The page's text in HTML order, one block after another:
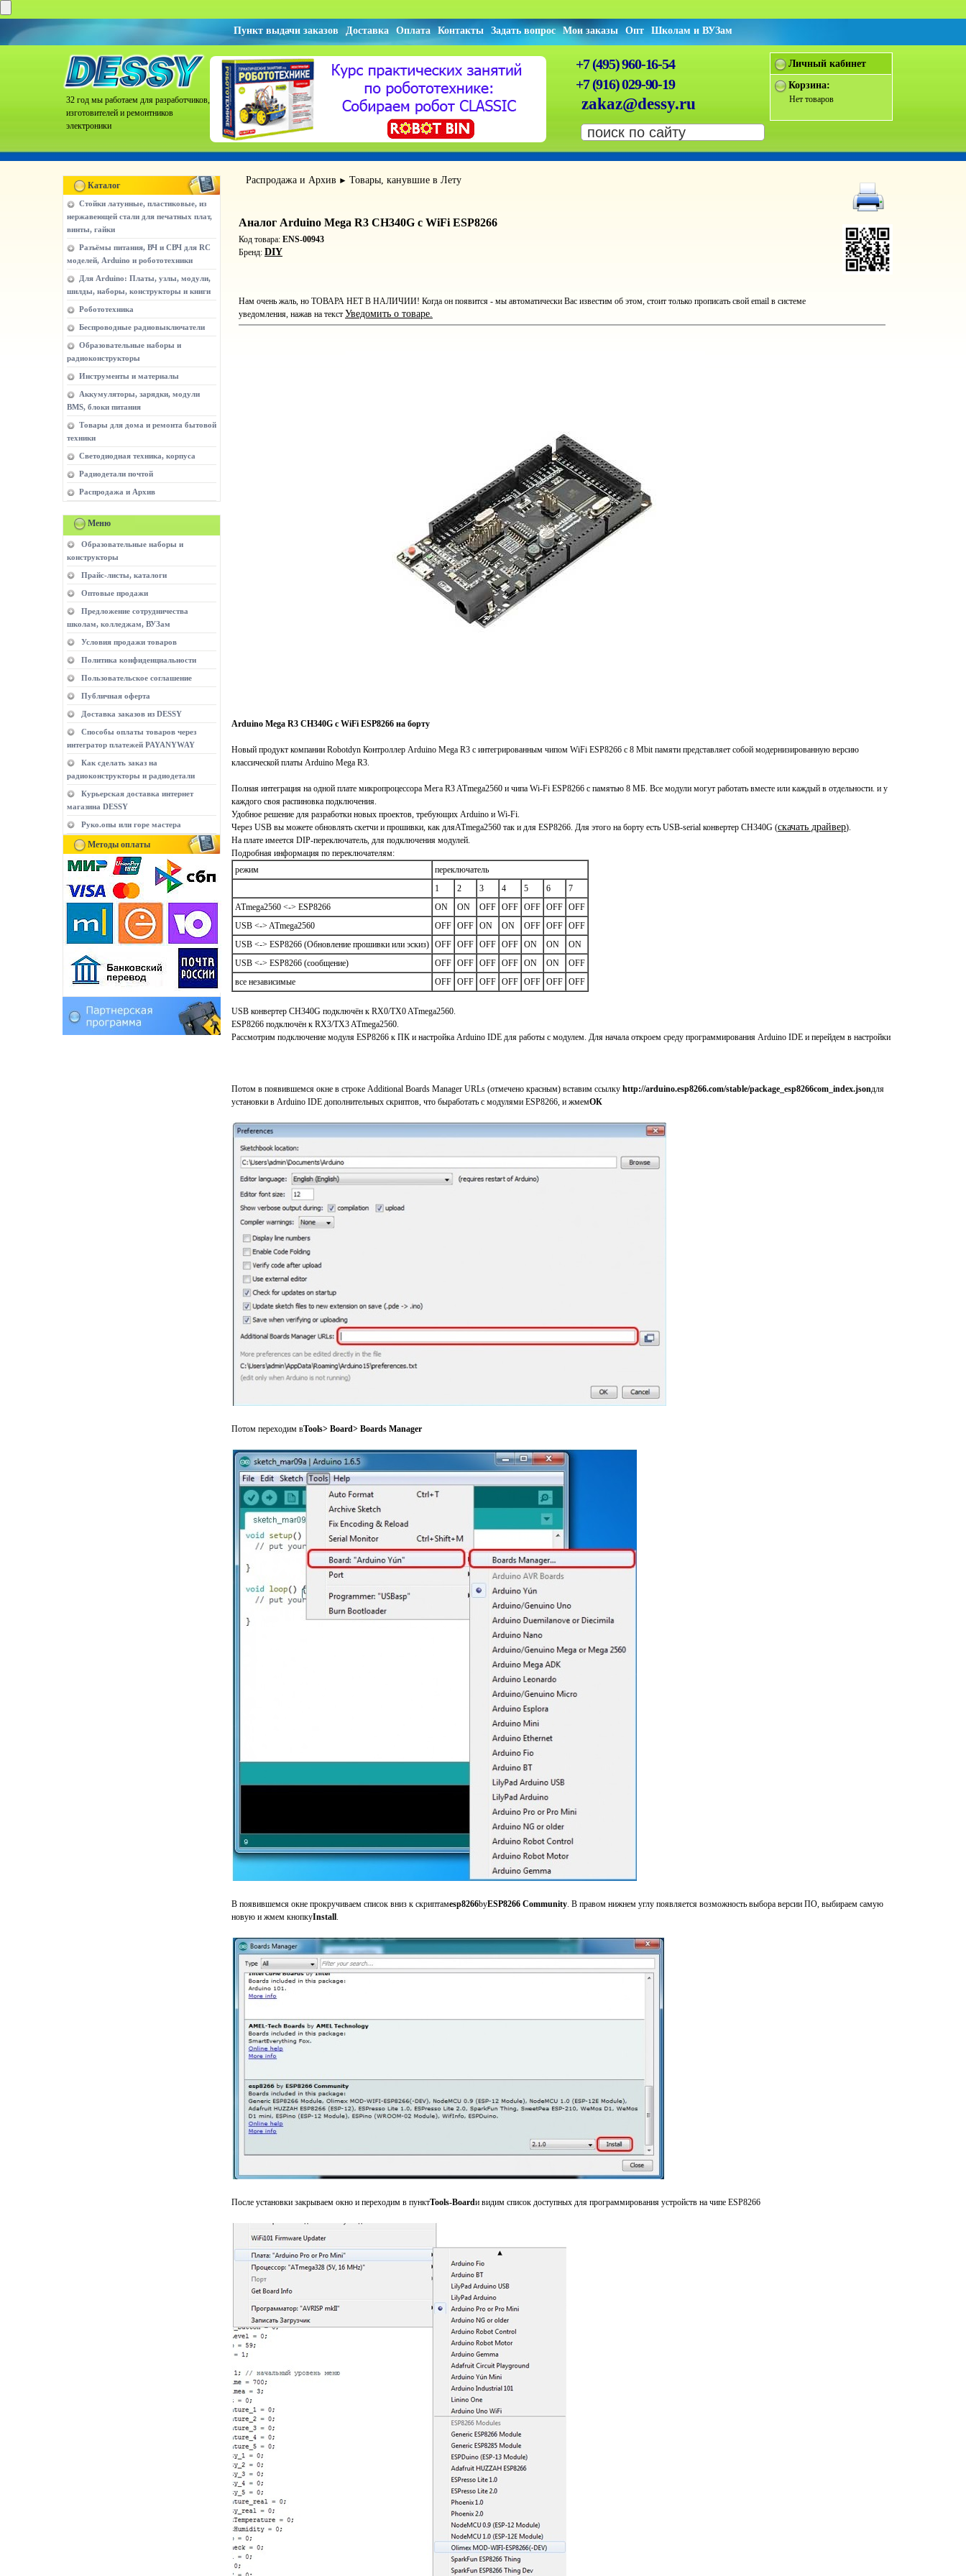
Пункт выдачи заказов Доставка Оплата Контакты Задать вопрос Мои заказы Опт Школам и ВУЗам
32 год мы работаем для разработчиков,
изготовителей и ремонтников
электроники
+7 (495) 960-16-54
+7 (916) 029-90-19
zakaz@dessy.ru
Личный кабинет
Корзина:
Нет товаров
Каталог
Стойки латунные, пластиковые, из
нержавеющей стали для печатных плат,
винты, гайки
Разъёмы питания, ВЧ и СВЧ для RC
моделей, Arduino и робототехники
Для Arduino: Платы, узлы, модули,
шилды, наборы, конструкторы и книги
Робототехника
Беспроводные радиовыключатели
Образовательные наборы и
радиоконструкторы
Инструменты и материалы
Аккумуляторы, зарядки, модули
BMS, блоки питания
Товары для дома и ремонта бытовой
техники
Светодиодная техника, корпуса
Радиодетали почтой
Распродажа и Архив
Меню
Образовательные наборы и
конструкторы
Прайс-листы, каталоги
Оптовые продажи
Предложение сотрудничества
школам, колледжам, ВУЗам
Условия продажи товаров
Политика конфиденциальности
Пользовательское соглашение
Публичная оферта
Доставка заказов из DESSY
Способы оплаты товаров через
интегратор платежей PAYANYWAY
Как сделать заказ на
радиоконструкторы и радиодетали
Курьерская доставка интернет
магазина DESSY
Руко.опы или горе мастера
Методы оплаты
Распродажа и Архив ► Товары, канувшие в Лету
Аналог Arduino Mega R3 CH340G с WiFi ESP8266
Код товара: ENS-00943
Бренд: DIY
Нам очень жаль, но ТОВАРА НЕТ В НАЛИЧИИ! Когда он появится - мы автоматически Вас известим об этом, стоит только прописать свой email в системе
уведомления, нажав на текст Уведомить о товаре.
Arduino Mega R3 CH340G с WiFi ESP8266 на борту
Новый продукт компании Robotdyn Контроллер Arduino Mega R3 с интегрированным чипом WiFi ESP8266 с 8 Mbit памяти представляет собой модернизированную версию
клаcсической платы Arduino Mega R3.
Полная интеграция на одной плате микропроцессора Мега R3 ATmega2560 и чипа Wi-Fi ESP8266 с памятью 8 МБ. Все модули могут работать вместе или каждый в отдельности. и у
каждого своя распиновка подключения.
Удобное решение для разработки новых проектов, требующих Arduino и Wi-Fi.
Через USB вы можете обновлять скетчи и прошивки, как дляATmega2560 так и для ESP8266. Для этого на борту есть USB-serial конвертер CH340G (скачать драйвер).
На плате имеется DIP-переключатель, для подключения модулей.
Подробная информация по переключателям:
режим
переключатель
1
2 3 4 5 6
7
ATmega2560 <-> ESP8266
ON ON OFF OFF OFF OFF OFF
USB <-> ATmega2560
OFF OFF ON ON OFF OFF OFF
USB <-> ESP8266 (Обновление прошивки или эскиз) OFF OFF OFF OFF ON ON
ON
USB <-> ESP8266 (сообщение)
OFF OFF OFF OFF ON ON
OFF
все независимые
OFF OFF OFF OFF OFF OFF OFF
USB конвертер CH340G подключён к RX0/TX0 ATmega2560.
ESP8266 подключён к RX3/TX3 ATmega2560.
Рассмотрим подключение модуля ESP8266 к ПК и настройка Arduino IDE для работы с модулем. Для начала откроем среду программирования Arduino IDE и перейдем в настройки
Потом в появившемся окне в строке Additional Boards Manager URLs (отмечено красным) вставим ссылку http://arduino.esp8266.com/stable/package_esp8266com_index.jsonдля
установки в Arduino IDE дополнительных скриптов, что быработать с модулями ESP8266, и жмемОК
Потом переходим вTools> Board> Boards Manager
В появившемся окне прокручиваем список вниз к скриптамesp8266byESP8266 Community. В правом нижнем углу появляется возможность выбора версии ПО, выбираем самую
новую и жмем кнопкуInstall.
После установки закрываем окно и переходим в пунктTools-Boardи видим список доступных для программирования устройств на чипе ESP8266